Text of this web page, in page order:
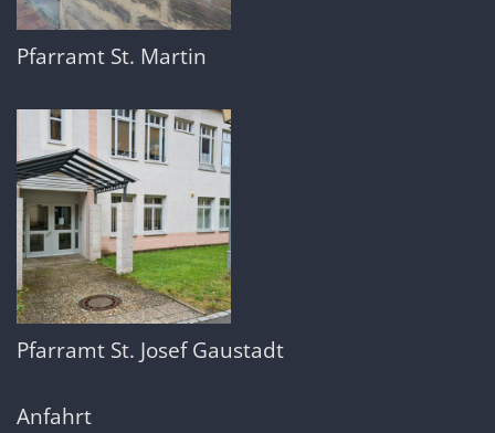
Pfarramt St. Martin
Pfarramt St. Josef Gaustadt
Anfahrt